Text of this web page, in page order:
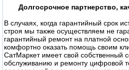
Долгосрочное партнерство,
В случаях, когда гарантийный срок
строя мы также осуществляем не
гарантийный ремонт на платной
комфортно оказать помощь своим
СатМаркет имеет свой собственный
обслуживанию и ремонту цифровой